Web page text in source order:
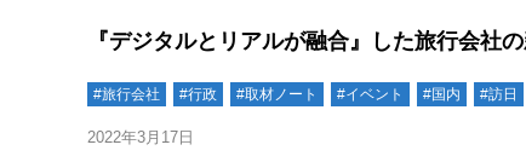
『デジタルとリアルが融合』した旅行会社
#旅行会社 #行政 #取材ノート #イベント #国内 #訪日
2022年3月17日